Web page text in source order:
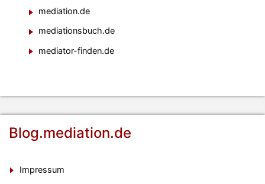
mediation.de
mediationsbuch.de
mediator-finden.de
Blog.mediation.de
Impressum